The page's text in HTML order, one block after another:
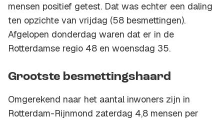
mensen positief getest. Dat was echter een daling
ten opzichte van vrijdag (58 besmettingen).
Afgelopen donderdag waren dat er in de
Rotterdamse regio 48 en woensdag 35.
Grootste besmettingshaard
Omgerekend naar het aantal inwoners zijn in
Rotterdam-Rijnmond zaterdag 4,8 mensen per